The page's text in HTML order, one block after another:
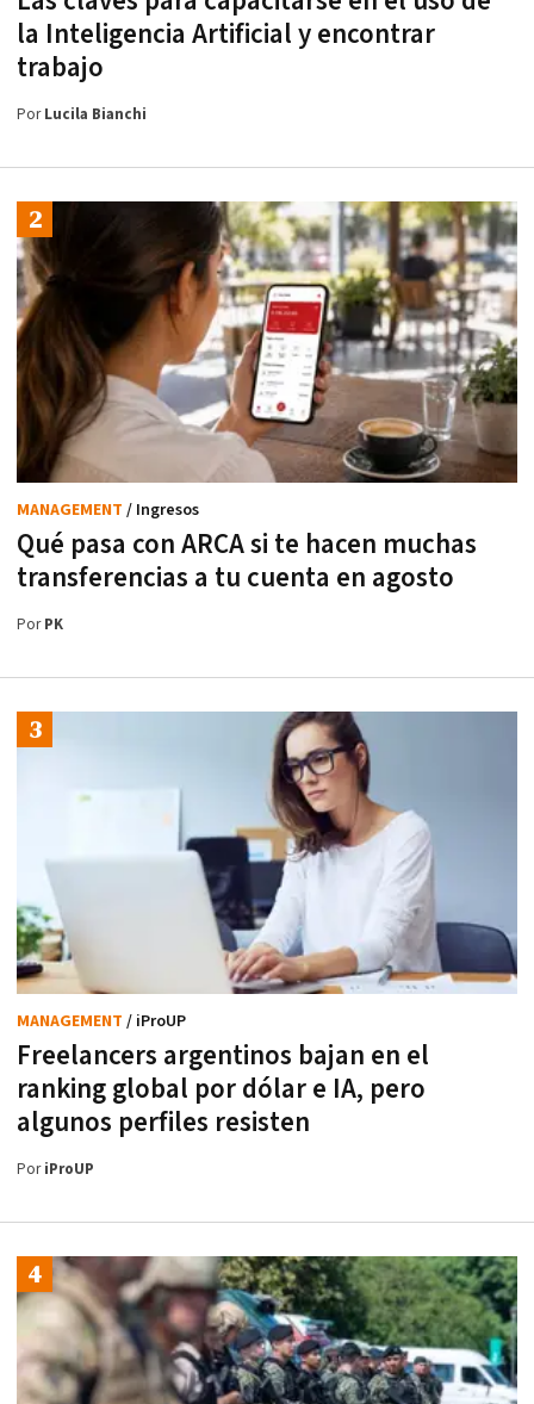
la Inteligencia Artificial y encontrar
trabajo
PorLucila Bianchi
Qué pasa con ARCA si te hacen muchas
transferencias a tu cuenta en agosto
MANAGEMENT / Ingresos
PorPK
Freelancers argentinos bajan en el
ranking global por dólar e IA, pero
algunos perfiles resisten
MANAGEMENT / iProUP
PoriProUP